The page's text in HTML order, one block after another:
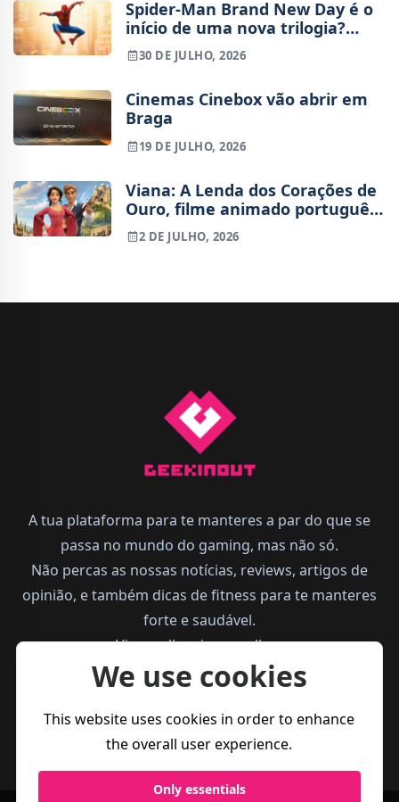
Spider-Man Brand New Day é o
início de uma nova trilogia?
Tudo o que sabemos sobre o
futuro do Peter Parker de Tom
30 DE JULHO, 2026
Cinemas Cinebox vão abrir em
Braga
19 DE JULHO, 2026
Viana: A Lenda dos Corações de
Ouro, filme animado português,
já tem trailer
2 DE JULHO, 2026
A tua plataforma para te manteres a par do que se
passa no mundo do gaming, mas não só.
Não percas as nossas notícias, reviews, artigos de
opinião, e também dicas de fitness para te manteres
forte e saudável.
Vive melhor, joga melhor.
We use cookies
This website uses cookies in order to enhance
the overall user experience.
Only essentials